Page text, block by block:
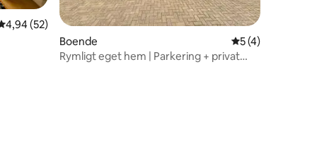
av 5 i genomsnittligt betyg, 52 omdömen
4,94 (52)
Boende 5 av 5 i
5 (4)
Rymligt eget hem | Parkering + privat